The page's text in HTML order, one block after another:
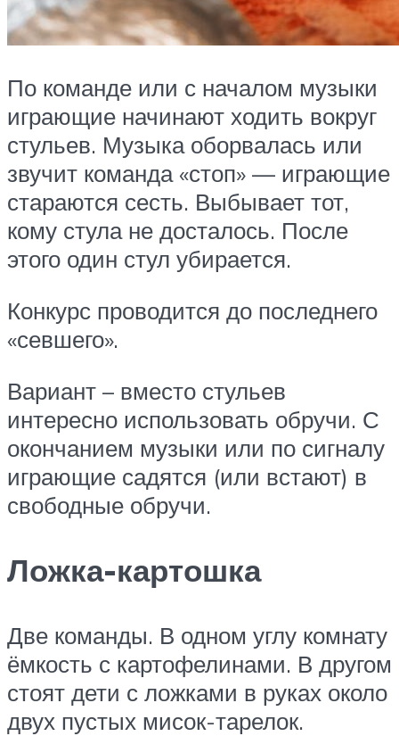
По команде или с началом музыки
играющие начинают ходить вокруг
стульев. Музыка оборвалась или
звучит команда «стоп» — играющие
стараются сесть. Выбывает тот,
кому стула не досталось. После
этого один стул убирается.
Конкурс проводится до последнего
«севшего».
Вариант – вместо стульев
интересно использовать обручи. С
окончанием музыки или по сигналу
играющие садятся (или встают) в
свободные обручи.
Ложка-картошка
Две команды. В одном углу комнату
ёмкость с картофелинами. В другом
стоят дети с ложками в руках около
двух пустых мисок-тарелок.